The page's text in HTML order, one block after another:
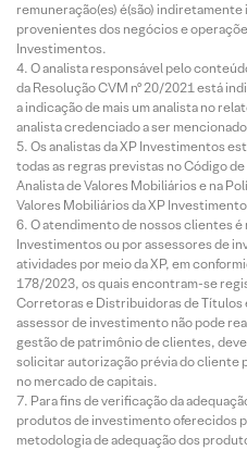
remuneração(es) é(são)
provenientes dos negócios e
Investimentos.
O analista responsável pelo
da Resolução CVM nº 20/2021 está
a indicação de mais um analista no
analista credenciado a ser
Os analistas da XP Investimentos
todas as regras previstas no Código
Analista de Valores Mobiliários e na
Valores Mobiliários da XP
O atendimento de nossos clientes é
Investimentos ou por assessores de
atividades por meio da XP, em
178/2023, os quais encontram-se
Corretoras e Distribuidoras de Títulos
assessor de investimento não pode
gestão de patrimônio de clientes,
solicitar autorização prévia do cliente
no mercado de capitais.
Para fins de verificação da
produtos de investimento oferecidos
metodologia de adequação dos